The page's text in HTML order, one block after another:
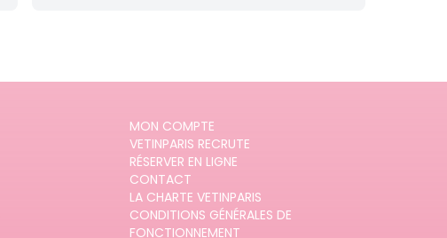
MON COMPTE
VETINPARIS RECRUTE
RÉSERVER EN LIGNE
CONTACT
LA CHARTE VETINPARIS
CONDITIONS GÉNÉRALES DE
FONCTIONNEMENT